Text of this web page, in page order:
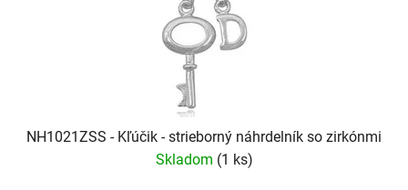
NH1021ZSS - Kľúčik - strieborný náhrdelník so zirkónmi
Skladom (1 ks)